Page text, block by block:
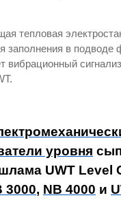
тепловая
заполнения в подводе
вибрационный
уровня
UWT Level
3000, NB 4000 и